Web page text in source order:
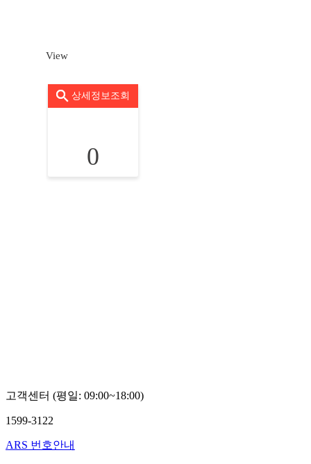
View
상세정보조회
0
고객센터 (평일: 09:00~18:00)
1599-3122
ARS 번호안내